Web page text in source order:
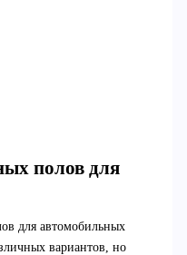
полов для
для автомобильных
вариантов, но